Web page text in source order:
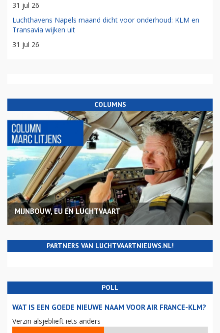
31 jul 26
Luchthavens Napels maand dicht voor onderhoud: KLM en
Transavia wijken uit
31 jul 26
COLUMNS
MIJNBOUW, EU EN LUCHTVAART
PARTNERS VAN LUCHTVAARTNIEUWS.NL!
POLL
WAT IS EEN GOEDE NIEUWE NAAM VOOR AIR FRANCE-KLM?
Verzin alsjeblieft iets anders